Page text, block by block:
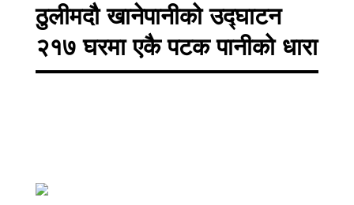
ठुलीमदौ खानेपानीको उद्घाटन
२१७ घरमा एकै पटक पानीको धारा